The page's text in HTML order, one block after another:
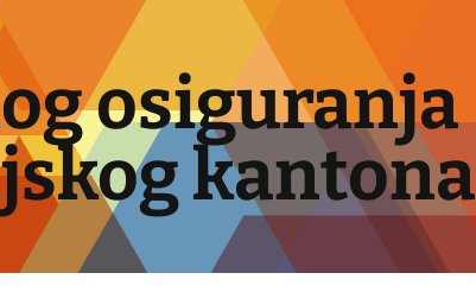
osiguranja
kantona